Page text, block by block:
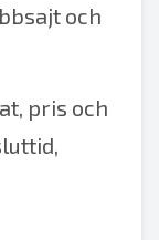
och
pris och